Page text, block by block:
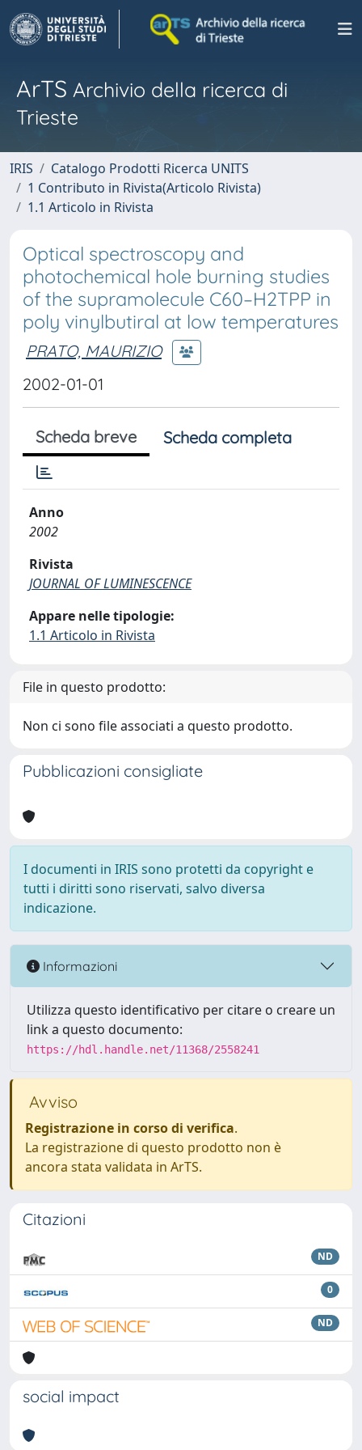
ArTS Archivio della ricerca di
Trieste
IRIS
Catalogo Prodotti Ricerca UNITS
1 Contributo in Rivista(Articolo Rivista)
1.1 Articolo in Rivista
Optical spectroscopy and
photochemical hole burning studies
of the supramolecule C60–H2TPP in
poly vinylbutiral at low temperatures
PRATO, MAURIZIO
2002-01-01
Scheda breve Scheda completa
Anno
2002
Rivista
JOURNAL OF LUMINESCENCE
Appare nelle tipologie:
1.1 Articolo in Rivista
File in questo prodotto:
Non ci sono file associati a questo prodotto.
Pubblicazioni consigliate
I documenti in IRIS sono protetti da copyright e
tutti i diritti sono riservati, salvo diversa
indicazione.
Informazioni
Utilizza questo identificativo per citare o creare un
link a questo documento:
https://hdl.handle.net/11368/2558241
Avviso
Registrazione in corso di verifica.
La registrazione di questo prodotto non è
ancora stata validata in ArTS.
Citazioni
ND
0
ND
social impact